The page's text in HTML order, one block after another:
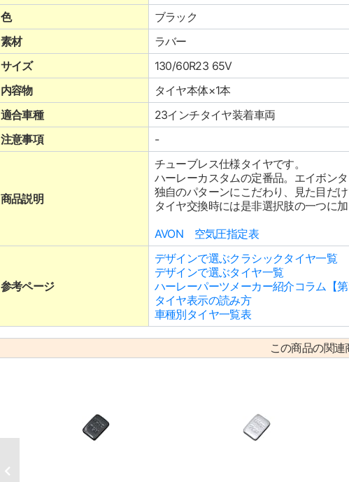
色
ブラック
素材
ラバー
サイズ
130/60R23 65V
内容物
タイヤ本体×1本
適合車種
23インチタイヤ装着車両
注意事項
-
商品説明
チューブレス仕様タイヤです。
ハーレーカスタムの定番品。エイボンタ
独自のパターンにこだわり、見た目だ
タイヤ交換時には是非選択肢の一つに加
AVON 空気圧指定表
参考ページ
デザインで選ぶクラシックタイヤ一覧
デザインで選ぶタイヤ一覧
ハーレーパーツメーカー紹介コラム【
タイヤ表示の読み方
車種別タイヤ一覧表
この商品の関連